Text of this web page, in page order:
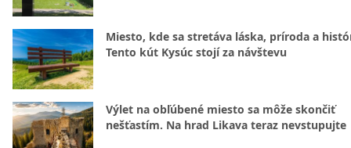
Miesto, kde sa stretáva láska, príroda a
Tento kút Kysúc stojí za návštevu
Výlet na obľúbené miesto sa môže skončiť
nešťastím. Na hrad Likava teraz nevstupujte